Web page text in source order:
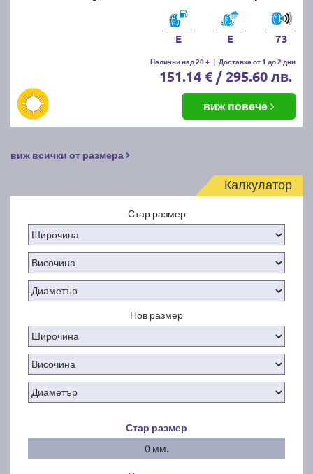
E E 73
Налични над 20 + | Доставка от 1 до 2 дни
151.14 € / 295.60 лв.
виж повече
виж всички от размера
Калкулатор
Стар размер
Нов размер
Стар размер
0 мм.